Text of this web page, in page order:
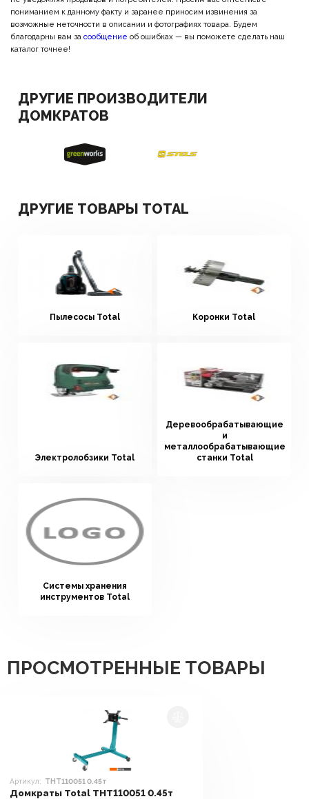
пониманием к данному факту и заранее приносим извинения за
возможные неточности в описании и фотографиях товара. Будем
благодарны вам за сообщение об ошибках — вы поможете сделать наш
каталог точнее!
ДРУГИЕ ПРОИЗВОДИТЕЛИ
ДОМКРАТОВ
ДРУГИЕ ТОВАРЫ TOTAL
Пылесосы Total Коронки Total
Электролобзики Total
Деревообрабатывающие
и
металлообрабатывающие
станки Total
Системы хранения
инструментов Total
ПРОСМОТРЕННЫЕ ТОВАРЫ
Артикул: THT110051 0.45т
Домкраты Total THT110051 0.45т